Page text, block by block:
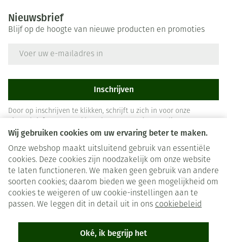
Wij gebruiken cookies om uw ervaring beter te maken.
Onze webshop maakt uitsluitend gebruik van essentiële
cookies. Deze cookies zijn noodzakelijk om onze website
te laten functioneren. We maken geen gebruik van andere
soorten cookies; daarom bieden we geen mogelijkheid om
cookies te weigeren of uw cookie-instellingen aan te
passen. We leggen dit in detail uit in ons cookiebeleid
Oké, ik begrijp het
Nieuwsbrief
Blijf op de hoogte van nieuwe producten en promoties
Inschrijven
Door op inschrijven te klikken, schrijft u zich in voor onze
Juridische links